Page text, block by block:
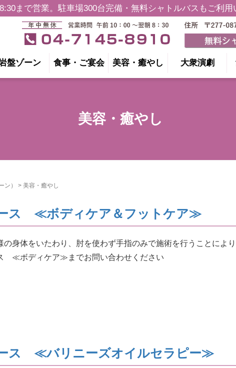
まで営業。駐車場300台完備・無料シャトルバスもご利用
盤ゾーン 食事・ご宴会 美容・癒やし 大衆演劇
美容・癒やし
ン） >美容・癒やし
ス ≪ボディケア＆フットケア≫
の身体をいたわり、肘を使わず手指のみで施術を行うことによ
≪ボディケア≫までお問い合わせください
ス ≪バリニーズオイルセラピー≫